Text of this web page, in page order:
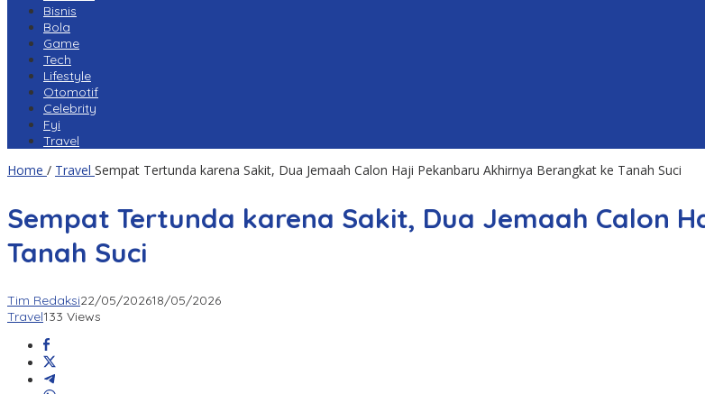
Bisnis
Bola
Game
Tech
Lifestyle
Otomotif
Celebrity
Fyi
Travel
Home / Travel Sempat Tertunda karena Sakit, Dua Jemaah Calon Haji Pekanbaru Akhirnya Berangkat ke Tanah Suci
Sempat Tertunda karena Sakit, Dua Jemaah Calon
Tanah Suci
Tim Redaksi22/05/202618/05/2026
Travel133 Views